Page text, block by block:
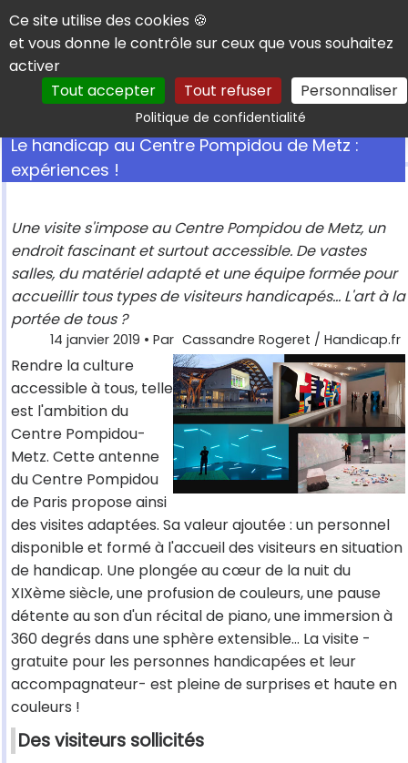
Panneau de gestion des cookies
Ce site utilise des cookies 🍪
et vous donne le contrôle sur ceux que vous souhaitez
activer
Tout accepter
Tout refuser Personnaliser
Politique de confidentialitéRechercher
Le handicap au Centre Pompidou de Metz :
expériences !
Une visite s'impose au Centre Pompidou de Metz, un
endroit fascinant et surtout accessible. De vastes
salles, du matériel adapté et une équipe formée pour
accueillir tous types de visiteurs handicapés... L'art à la
portée de tous ?
14 janvier 2019 • Par Cassandre Rogeret / Handicap.fr
Rendre la culture
accessible à tous, telle
est l'ambition du
Centre Pompidou-
Metz. Cette antenne
du Centre Pompidou
de Paris propose ainsi
des visites adaptées. Sa valeur ajoutée : un personnel
disponible et formé à l'accueil des visiteurs en situation
de handicap. Une plongée au cœur de la nuit du
XIXème siècle, une profusion de couleurs, une pause
détente au son d'un récital de piano, une immersion à
360 degrés dans une sphère extensible… La visite -
gratuite pour les personnes handicapées et leur
accompagnateur- est pleine de surprises et haute en
couleurs !
Des visiteurs sollicités